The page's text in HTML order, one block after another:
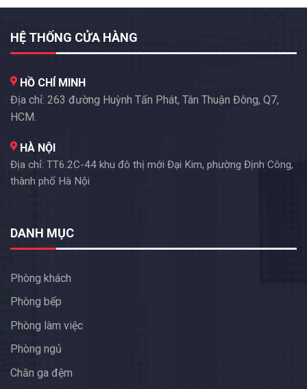
HỆ THỐNG CỬA HÀNG
HỒ CHÍ MINH
Địa chỉ: 263 đường Huỳnh Tấn Phát, Tân Thuận Đông, Q7,
HCM.
HÀ NỘI
Địa chỉ: TT6.2C-44 khu đô thị mới Đại Kim, phường Định Công,
thành phố Hà Nội
DANH MỤC
Phòng khách
Phòng bếp
Phòng làm việc
Phòng ngủ
Chăn ga đệm